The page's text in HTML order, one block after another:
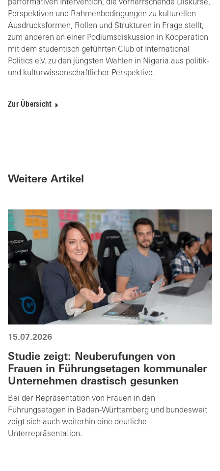
performativen Intervention, die vorherrschende Diskurse,
Perspektiven und Rahmenbedingungen zu kulturellen
Ausdrucksformen, Rollen und Strukturen in Frage stellt;
zum anderen an einer Podiumsdiskussion in Kooperation
mit dem studentisch geführten Club of International
Politics e.V. zu den jüngsten Wahlen in Nigeria aus politik-
und kulturwissenschaftlicher Perspektive.
Zur Übersicht
Weitere Artikel
15.07.2026
Studie zeigt: Neuberufungen von
Frauen in Führungsetagen kommunaler
Unternehmen drastisch gesunken
Bei der Repräsentation von Frauen in den
Führungsetagen in Baden-Württemberg und bundesweit
zeigt sich auch weiterhin eine deutliche
Unterrepräsentation.